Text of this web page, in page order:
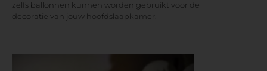
zelfs ballonnen kunnen worden gebruikt voor de
decoratie van jouw hoofdslaapkamer.